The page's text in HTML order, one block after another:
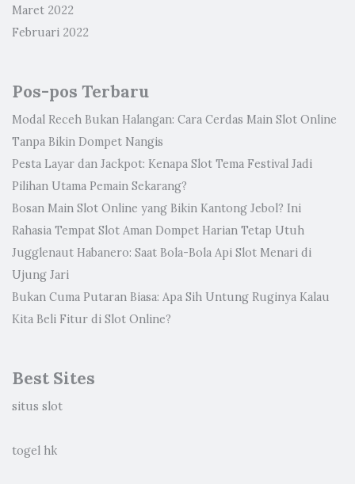
Maret 2022
Februari 2022
Pos-pos Terbaru
Modal Receh Bukan Halangan: Cara Cerdas Main Slot Online
Tanpa Bikin Dompet Nangis
Pesta Layar dan Jackpot: Kenapa Slot Tema Festival Jadi
Pilihan Utama Pemain Sekarang?
Bosan Main Slot Online yang Bikin Kantong Jebol? Ini
Rahasia Tempat Slot Aman Dompet Harian Tetap Utuh
Jugglenaut Habanero: Saat Bola-Bola Api Slot Menari di
Ujung Jari
Bukan Cuma Putaran Biasa: Apa Sih Untung Ruginya Kalau
Kita Beli Fitur di Slot Online?
Best Sites
situs slot
togel hk